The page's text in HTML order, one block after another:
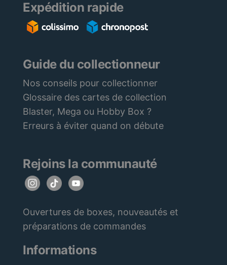
Expédition rapide
Guide du collectionneur
Nos conseils pour collectionner
Glossaire des cartes de collection
Blaster, Mega ou Hobby Box ?
Erreurs à éviter quand on débute
Rejoins la communauté
Ouvertures de boxes, nouveautés et
préparations de commandes
Informations